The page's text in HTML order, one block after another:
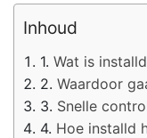
Inhoud
Wat is
Waardoor
Snelle
Hoe installd